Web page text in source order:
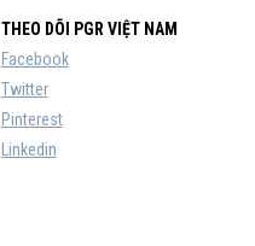
THEO DÕI PGR VIỆT NAM
Facebook
Twitter
Pinterest
Linkedin